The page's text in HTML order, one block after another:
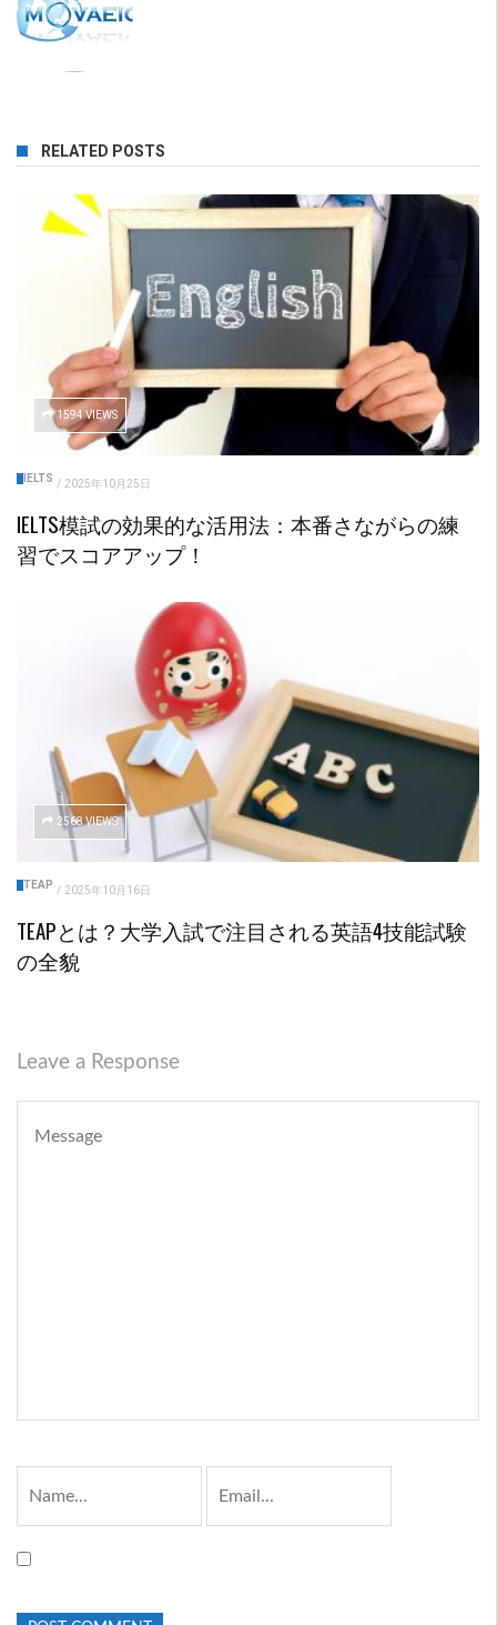
RELATED POSTS
1594 VIEWS
IELTS / 2025年10月25日
IELTS模試の効果的な活用法：本番さながらの練
習でスコアアップ！
2568 VIEWS
TEAP / 2025年10月16日
TEAPとは？大学入試で注目される英語4技能試験
の全貌
Leave a Response